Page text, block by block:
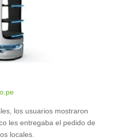
los usuarios mostraron
les entregaba el pedido de
locales.